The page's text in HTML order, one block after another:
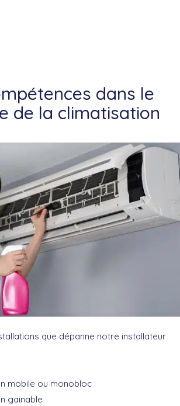
dans le
de la climatisation
que dépanne notre installateur
mobile ou monobloc
gainable